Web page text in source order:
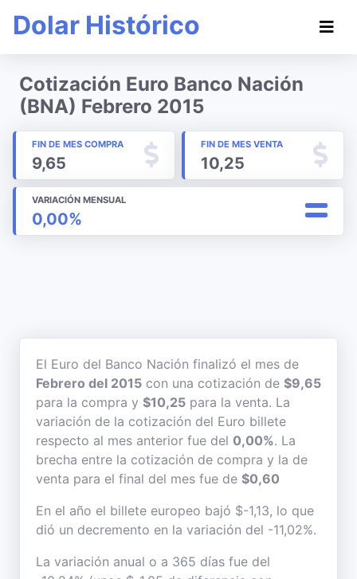
Dolar Histórico
Cotización Euro Banco Nación
(BNA) Febrero 2015
FIN DE MES COMPRA
9,65
FIN DE MES VENTA
10,25
VARIACIÓN MENSUAL
0,00%
El Euro del Banco Nación finalizó el mes de
Febrero del 2015 con una cotización de $9,65
para la compra y $10,25 para la venta. La
variación de la cotización del Euro billete
respecto al mes anterior fue del 0,00%. La
brecha entre la cotización de compra y la de
venta para el final del mes fue de $0,60
En el año el billete europeo bajó $-1,13, lo que
dió un decremento en la variación del -11,02%.
La variación anual o a 365 días fue del